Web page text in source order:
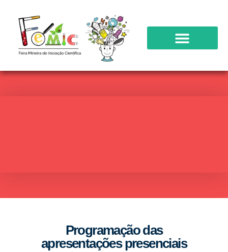
Programação das
apresentações presenciais